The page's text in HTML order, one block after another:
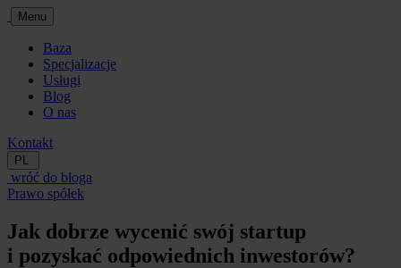
Menu
Baza
Specjalizacje
Usługi
Blog
O nas
Kontakt
PL
wróć do bloga
Prawo spółek
Jak dobrze wycenić swój startup
i pozyskać odpowiednich inwestorów?